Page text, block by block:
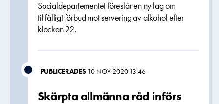
Socialdepartementet föreslår en ny lag om
tillfälligt förbud mot servering av alkohol efter
klockan 22.
PUBLICERADES 10 NOV 2020 13:46
Skärpta allmänna råd införs